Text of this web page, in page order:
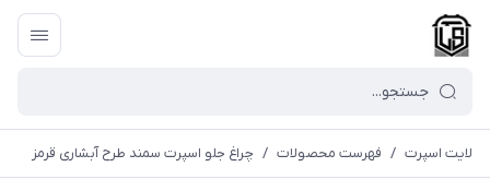
لایت اسپرت / فهرست محصولات / چراغ جلو اسپرت سمند طرح آبشاری قرمز